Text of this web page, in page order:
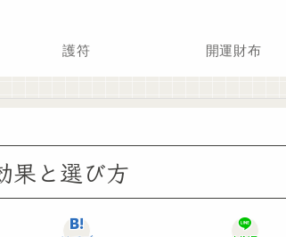
護符 開運財布
果と選び方